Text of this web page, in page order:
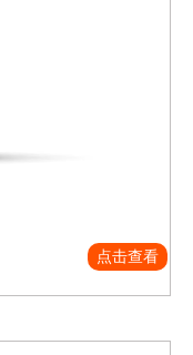
点击查看